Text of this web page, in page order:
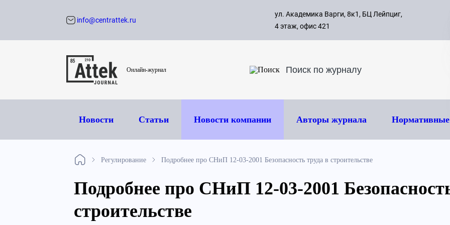
с 09:00
8 495
info@centrattek.ru
ул. Академика Варги, 8к1, БЦ Лейпциг,
4 этаж, офис 421
Онлайн-журнал
Новости Статьи Новости компании Авторы журнала
Регулирование Подробнее про СНиП 12-03-2001 Безопасность труда в строительстве
Подробнее про СНиП 12-03-2001
строительстве